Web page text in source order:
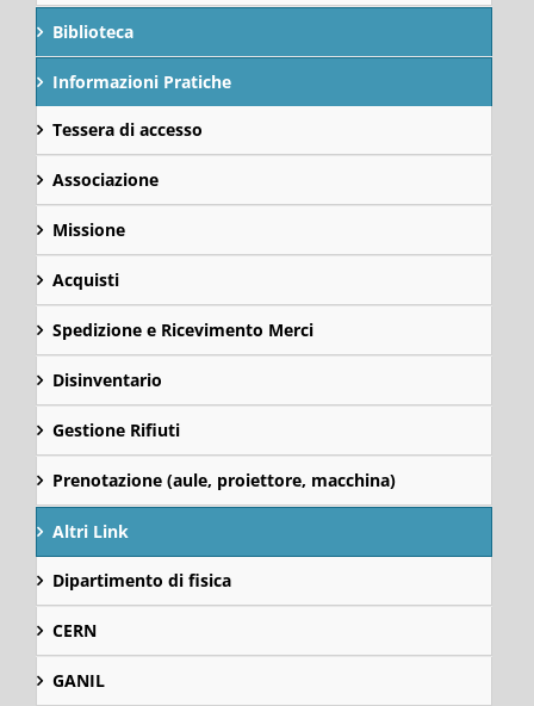
Biblioteca
Informazioni Pratiche
Tessera di accesso
Associazione
Missione
Acquisti
Spedizione e Ricevimento Merci
Disinventario
Gestione Rifiuti
Prenotazione (aule, proiettore, macchina)
Altri Link
Dipartimento di fisica
CERN
GANIL